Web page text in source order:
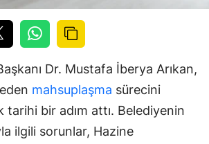
Dr. Mustafa İberya Arıkan,
mahsuplaşma sürecini
tarihi bir adım attı. Belediyenin
ilgili sorunlar, Hazine